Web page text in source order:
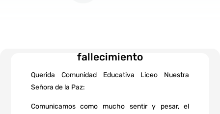
fallecimiento
Querida Comunidad Educativa Liceo Nuestra
Señora de la Paz:
Comunicamos como mucho sentir y pesar, el